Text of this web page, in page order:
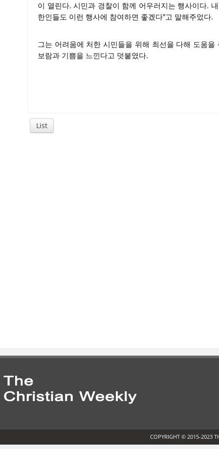
이 열린다. 시민과 경찰이 함께 어우러지는 행사이다.
한인들도 이런 행사에 참여하면 좋겠다”고 말해주었다.
그는 어려움에 처한 시민들을 위해 최선을 다해 도움
보람과 기쁨을 느낀다고 덧붙였다.
List
COPYRIGHT © 2015-2023